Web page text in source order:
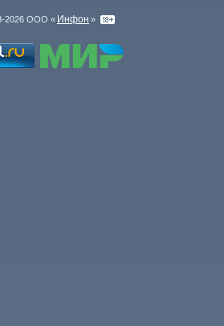
2026 ООО « Инфон »